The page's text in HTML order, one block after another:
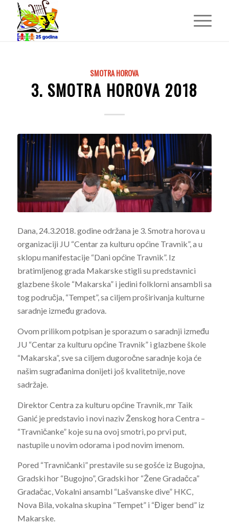
SMOTRA HOROVA
3. SMOTRA HOROVA 2018
Dana, 24.3.2018. godine održana je 3. Smotra horova u
organizaciji JU “Centar za kulturu općine Travnik”, a u
sklopu manifestacije “Dani općine Travnik”. Iz
bratimljenog grada Makarske stigli su predstavnici
glazbene škole “Makarska” i jedini folklorni ansambli sa
tog područja, “Tempet”, sa ciljem proširivanja kulturne
saradnje između gradova.
Ovom prilikom potpisan je sporazum o saradnji između
JU “Centar za kulturu općine Travnik” i glazbene škole
“Makarska”, sve sa ciljem dugoročne saradnje koja će
našim sugrađanima donijeti još kvalitetnije, nove
sadržaje.
Direktor Centra za kulturu općine Travnik, mr Taik
Ganić je predstavio i novi naziv Ženskog hora Centra –
“Travničanke” koje su na ovoj smotri, po prvi put,
nastupile u novim odorama i pod novim imenom.
Pored “Travničanki” prestavile su se gošće iz Bugojna,
Gradski hor “Bugojno”, Gradski hor “Žene Gradačca”
Gradačac, Vokalni ansambl “Lašvanske dive” HKC,
Nova Bila, vokalna skupina “Tempet” i “Điger bend” iz
Makarske.